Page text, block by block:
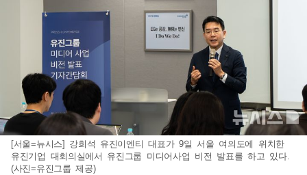
[서울=뉴시스] 강희석 유진이엔티 대표가 9일 서울 여의도에 위치한
유진기업 대회의실에서 유진그룹 미디어사업 비전 발표를 하고 있다.
(사진=유진그룹 제공)